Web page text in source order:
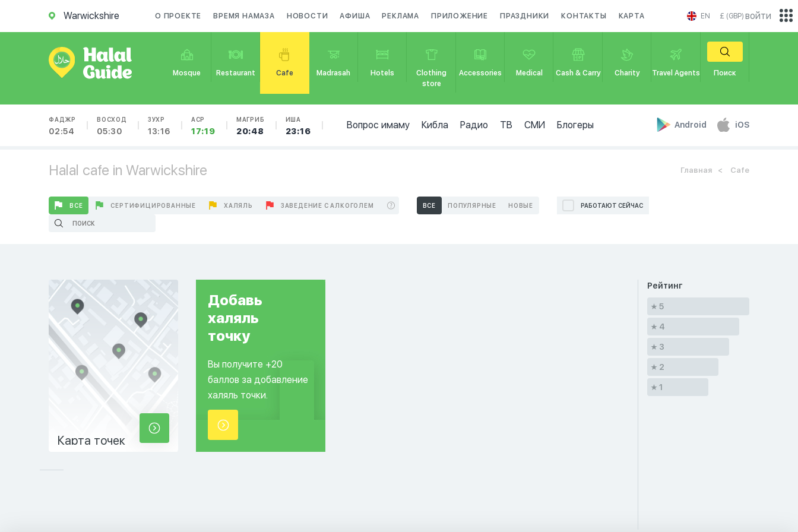
Warwickshire О ПРОЕКТЕ ВРЕМЯ НАМАЗА НОВОСТИ АФИША РЕКЛАМА ПРИЛОЖЕНИЕ ПРАЗДНИКИ КОНТАКТЫ КАРТА EN £ (GBP)
Mosque Restaurant Cafe Madrasah Hotels
Clothing
store
Accessories Medical Cash & Carry Charity Travel Agents Поиск
ФАДЖР
02:54
ВОСХОД
05:30
ЗУХР
13:16
АСР
17:19
МАГРИБ
20:48
ИША
23:16
Вопрос имаму Кибла Радио ТВ СМИ Блогеры Android iOS
войти
Halal cafe in Warwickshire Главная Cafe
ВСЕ СЕРТИФИЦИРОВАННЫЕ ХАЛЯЛЬ ЗАВЕДЕНИЕ С АЛКОГОЛЕМ ВСЕ ПОПУЛЯРНЫЕ НОВЫЕ РАБОТАЮТ СЕЙЧАС
Карта точек
Добавь
халяль
точку
Вы получите +20
баллов за добавление
халяль точки.
Рейтинг
5
4
3
2
1